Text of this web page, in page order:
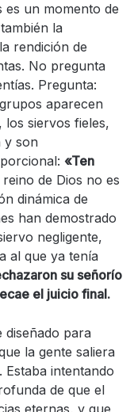
es un momento de
la
rendición de
No pregunta
Pregunta:
aparecen
siervos fieles,
y son
«Ten
reino de Dios no es
dinámica de
han demostrado
negligente,
al que ya tenía
su señorío
el juicio final.
para
la gente saliera
Estaba intentando
de que el